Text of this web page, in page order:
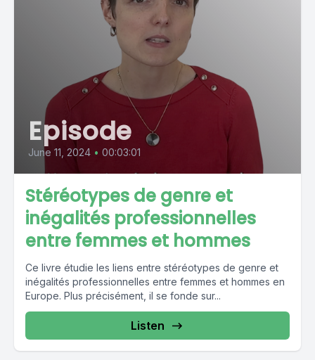
Episode
June 11, 2024 • 00:03:01
Stéréotypes de genre et
inégalités professionnelles
entre femmes et hommes
Ce livre étudie les liens entre stéréotypes de genre et
inégalités professionnelles entre femmes et hommes en
Europe. Plus précisément, il se fonde sur...
Listen